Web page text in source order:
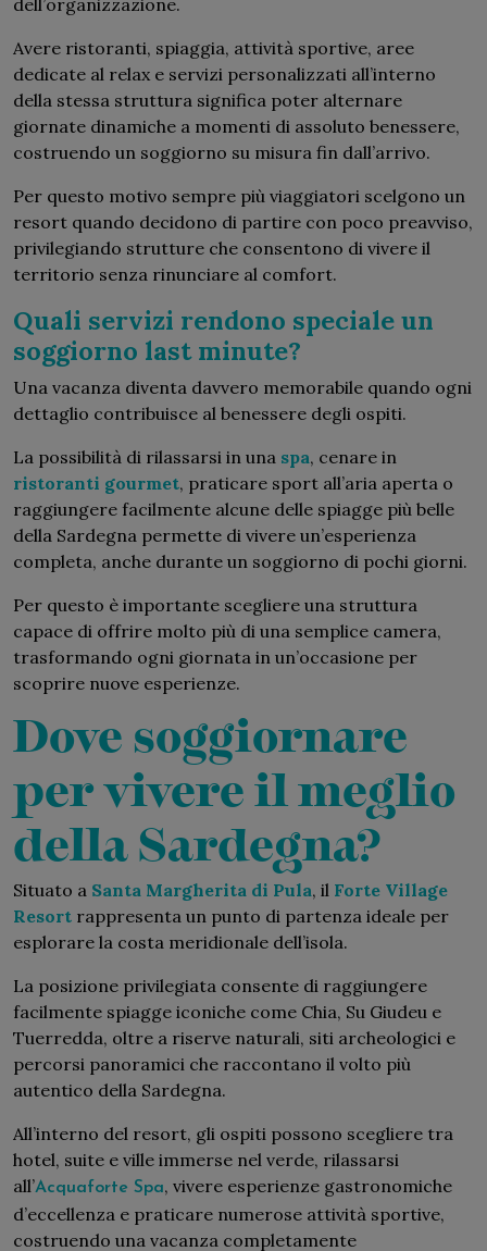
dell’organizzazione.
Avere ristoranti, spiaggia, attività sportive, aree
dedicate al relax e servizi personalizzati all’interno
della stessa struttura significa poter alternare
giornate dinamiche a momenti di assoluto benessere,
costruendo un soggiorno su misura fin dall’arrivo.
Per questo motivo sempre più viaggiatori scelgono un
resort quando decidono di partire con poco preavviso,
privilegiando strutture che consentono di vivere il
territorio senza rinunciare al comfort.
Quali servizi rendono speciale un
soggiorno last minute?
Una vacanza diventa davvero memorabile quando ogni
dettaglio contribuisce al benessere degli ospiti.
La possibilità di rilassarsi in una spa, cenare in
ristoranti gourmet, praticare sport all’aria aperta o
raggiungere facilmente alcune delle spiagge più belle
della Sardegna permette di vivere un’esperienza
completa, anche durante un soggiorno di pochi giorni.
Per questo è importante scegliere una struttura
capace di offrire molto più di una semplice camera,
trasformando ogni giornata in un’occasione per
scoprire nuove esperienze.
Dove soggiornare
per vivere il meglio
della Sardegna?
Situato a Santa Margherita di Pula, il Forte Village
Resort rappresenta un punto di partenza ideale per
esplorare la costa meridionale dell’isola.
La posizione privilegiata consente di raggiungere
facilmente spiagge iconiche come Chia, Su Giudeu e
Tuerredda, oltre a riserve naturali, siti archeologici e
percorsi panoramici che raccontano il volto più
autentico della Sardegna.
All’interno del resort, gli ospiti possono scegliere tra
hotel, suite e ville immerse nel verde, rilassarsi
all’Acquaforte Spa, vivere esperienze gastronomiche
d’eccellenza e praticare numerose attività sportive,
costruendo una vacanza completamente